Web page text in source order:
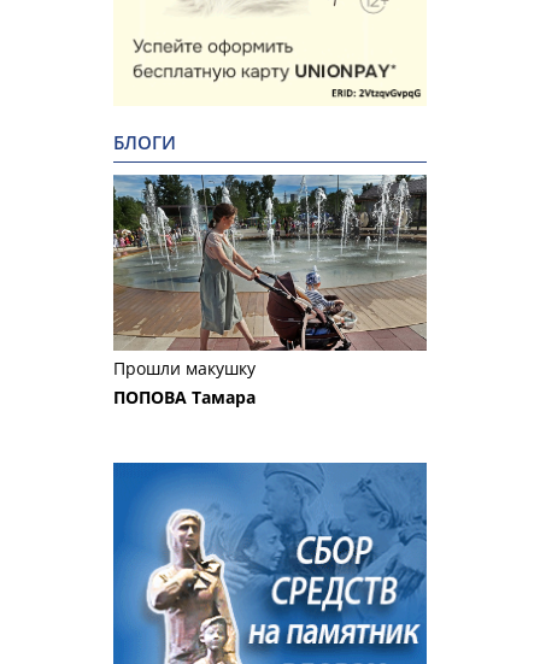
БЛОГИ
Прошли макушку
ПОПОВА Тамара